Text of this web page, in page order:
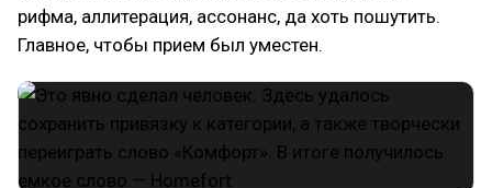
рифма, аллитерация, ассонанс, да хоть пошутить.
Главное, чтобы прием был уместен.